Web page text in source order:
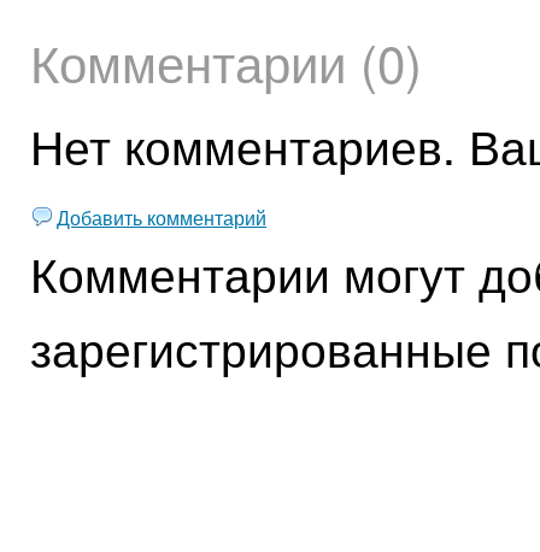
Комментарии (0)
Нет комментариев.
Добавить комментарий
Комментарии могут
зарегистрированные